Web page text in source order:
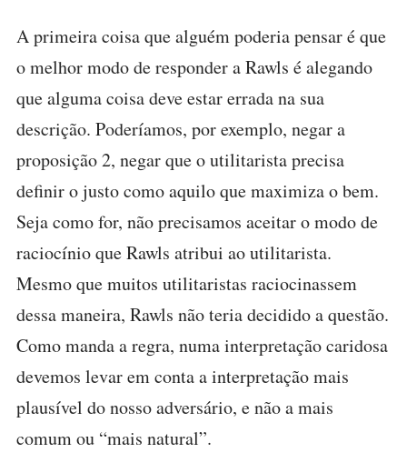
A primeira coisa que alguém poderia pensar é que
o melhor modo de responder a Rawls é alegando
que alguma coisa deve estar errada na sua
descrição. Poderíamos, por exemplo, negar a
proposição 2, negar que o utilitarista precisa
definir o justo como aquilo que maximiza o bem.
Seja como for, não precisamos aceitar o modo de
raciocínio que Rawls atribui ao utilitarista.
Mesmo que muitos utilitaristas raciocinassem
dessa maneira, Rawls não teria decidido a questão.
Como manda a regra, numa interpretação caridosa
devemos levar em conta a interpretação mais
plausível do nosso adversário, e não a mais
comum ou “mais natural”.